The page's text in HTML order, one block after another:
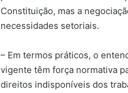
Constituição, mas a
necessidades setoriais.
– Em termos práticos, o
vigente têm força normativa
direitos indisponíveis dos